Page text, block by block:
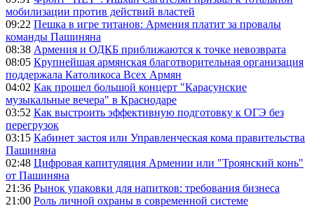
мобилизации против действий властей
09:22 Пешка в игре титанов: Армения платит за провалы
команды Пашиняна
08:38 Армения и ОДКБ приближаются к точке невозврата
08:05 Крупнейшая армянская благотворительная организация
поддержала Католикоса Всех Армян
04:02 Как прошел большой концерт "Карасунские
музыкальные вечера" в Краснодаре
03:52 Как выстроить эффективную подготовку к ОГЭ без
перегрузок
03:15 Кабинет застоя или Управленческая кома правительства
Пашиняна
02:48 Цифровая капитуляция Армении или "Троянский конь"
от Пашиняна
21:36 Рынок упаковки для напитков: требования бизнеса
21:00 Роль личной охраны в современной системе